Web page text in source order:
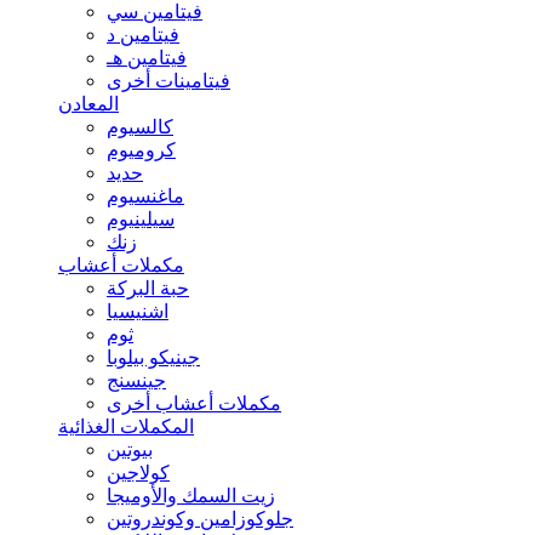
فيتامين سي
فيتامين د
فيتامين هـ
فيتامينات أخرى
المعادن
كالسيوم
كروميوم
حديد
ماغنسيوم
سيلينيوم
زنك
مكملات أعشاب
حبة البركة
اشنيسيا
ثوم
جينيكو بيلوبا
جينسنج
مكملات أعشاب أخرى
المكملات الغذائية
بيوتين
كولاجين
زيت السمك والأوميجا
جلوكوزامين وكوندروتين